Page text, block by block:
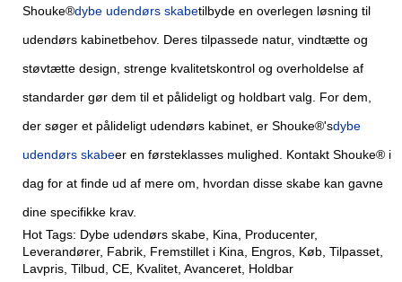
Shouke®dybe udendørs skabetilbyde en overlegen løsning til
udendørs kabinetbehov. Deres tilpassede natur, vindtætte og
støvtætte design, strenge kvalitetskontrol og overholdelse af
standarder gør dem til et pålideligt og holdbart valg. For dem,
der søger et pålideligt udendørs kabinet, er Shouke®'sdybe
udendørs skabeer en førsteklasses mulighed. Kontakt Shouke® i
dag for at finde ud af mere om, hvordan disse skabe kan gavne
dine specifikke krav.
Hot Tags: Dybe udendørs skabe, Kina, Producenter,
Leverandører, Fabrik, Fremstillet i Kina, Engros, Køb, Tilpasset,
Lavpris, Tilbud, CE, Kvalitet, Avanceret, Holdbar